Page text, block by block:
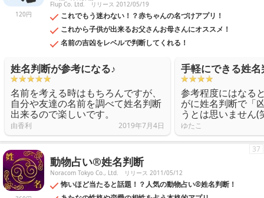
120円
Flup Co. Ltd. リリース 2012/05/19
これでもう迷わない！？赤ちゃんの名づけアプリ！
これから子供が出来るお父さんお母さんにオススメ！
名前の吉凶をレベルで判断してくれる！
姓名判断が参考になる♪
名前を考える時はもちろんですが、
自分や友達の名前を調べて姓名判断
出来るので楽しいです。
由香利 2019年7月4日
手軽にできる姓名
参考程度にはなる
がに姓名判断で「
うとは思いません(
ゆたこ
動物占い®姓名判断
Noracom Tokyo Co., Ltd. リリース 2011/05/12
怖いほど当たると話題！？人気の動物占い®姓名判断！
37